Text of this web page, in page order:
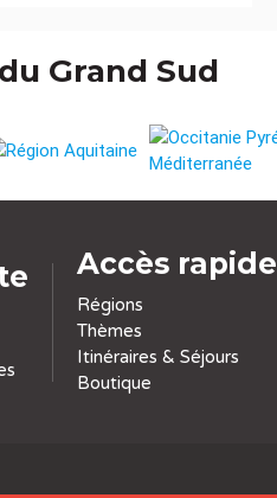
Grand Sud
Accès rapide
Régions
Thèmes
Itinéraires & Séjours
Boutique